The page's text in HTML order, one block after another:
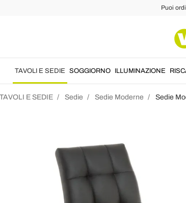
Puoi
TAVOLI E SEDIE SOGGIORNO ILLUMINAZIONE
TAVOLI E SEDIE Sedie Sedie Moderne Sedie